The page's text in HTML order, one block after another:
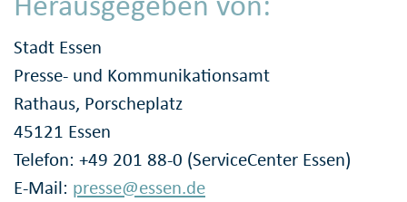
Stadt Essen
Presse- und Kommunikationsamt
Rathaus, Porscheplatz
45121 Essen
Telefon: +49 201 88-0 (ServiceCenter Essen)
E-Mail: presse@essen.de